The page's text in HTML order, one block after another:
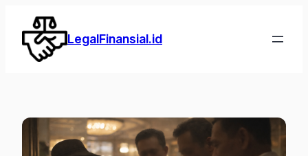
Lewati
konten
LegalFinansial.id